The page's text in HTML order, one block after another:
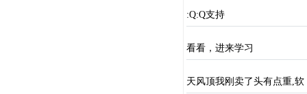
:Q:Q支持
看看，进来学习
天风顶我刚卖了头有点重,软